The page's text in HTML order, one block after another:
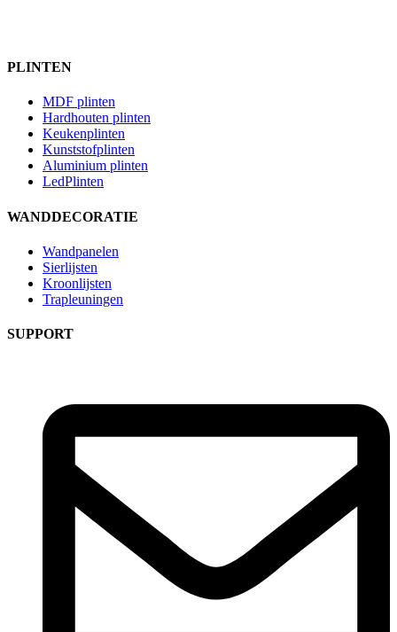
PLINTEN
MDF plinten
Hardhouten plinten
Keukenplinten
Kunststofplinten
Aluminium plinten
LedPlinten
WANDDECORATIE
Wandpanelen
Sierlijsten
Kroonlijsten
Trapleuningen
SUPPORT